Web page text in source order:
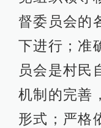
督委员会的
下进行；准
员会是村民
机制的完善
形式；严格